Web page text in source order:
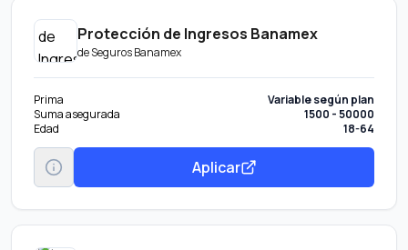
Protección de Ingresos Banamex
deSeguros Banamex
Prima
Variable según plan
Suma asegurada
1500 - 50000
Edad
18-64
Aplicar